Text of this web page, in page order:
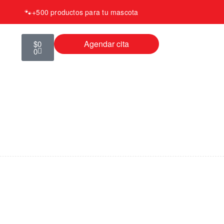
🐾+500 productos para tu mascota
$0
0
Agendar cita